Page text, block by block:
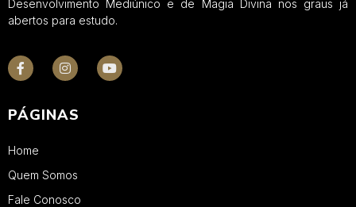
Desenvolvimento Mediúnico e de Magia Divina nos graus já
abertos para estudo.
PÁGINAS
Home
Quem Somos
Fale Conosco